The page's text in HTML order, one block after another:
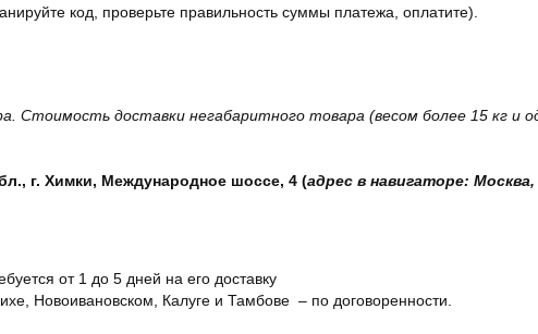
код, проверьте правильность суммы платежа, оплатите).
Стоимость доставки негабаритного товара (весом более 15 кг и
г. Химки, Международное шоссе, 4 (адрес в навигаторе:
от 1 до 5 дней на его доставку
Новоивановском, Калуге и Тамбове – по договоренности.